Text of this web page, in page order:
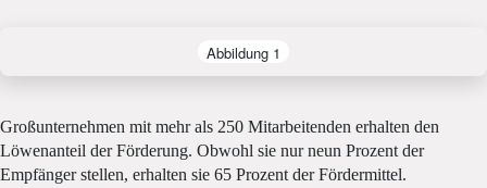
Abbildung 1
Großunternehmen mit mehr als 250 Mitarbeitenden erhalten den
Löwenanteil der Förderung. Obwohl sie nur neun Prozent der
Empfänger stellen, erhalten sie 65 Prozent der Fördermittel.